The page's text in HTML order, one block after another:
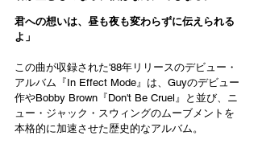
君への想いは、昼も夜も変わらずに伝えられる
よ」
この曲が収録された'88年リリースのデビュー・
アルバム『In Effect Mode』は、Guyのデビュー
作やBobby Brown『Don't Be Cruel』と並び、ニ
ュー・ジャック・スウィングのムーブメントを
本格的に加速させた歴史的なアルバム。